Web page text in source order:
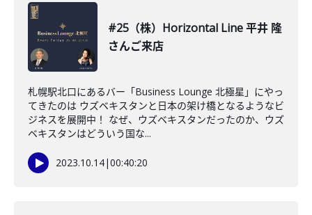
#25（株）Horizontal Line 平井 隆
さんご来店
札幌駅北口にあるバー「Business Lounge 北極星」にやっ
てきたのは ウズベキスタンと日本の架け橋となるようなビ
ジネスを展開中！ なぜ、ウズベキスタンだったのか、ウズ
ベキスタンはどういう国な...
2023.10.14|00:40:20